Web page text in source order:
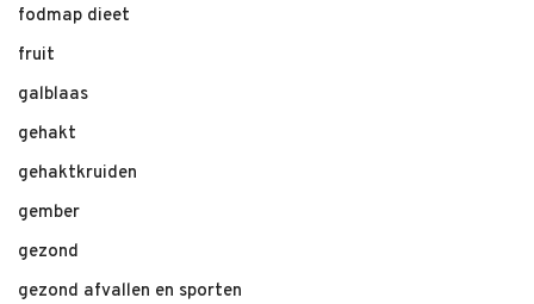
fodmap dieet
fruit
galblaas
gehakt
gehaktkruiden
gember
gezond
gezond afvallen en sporten